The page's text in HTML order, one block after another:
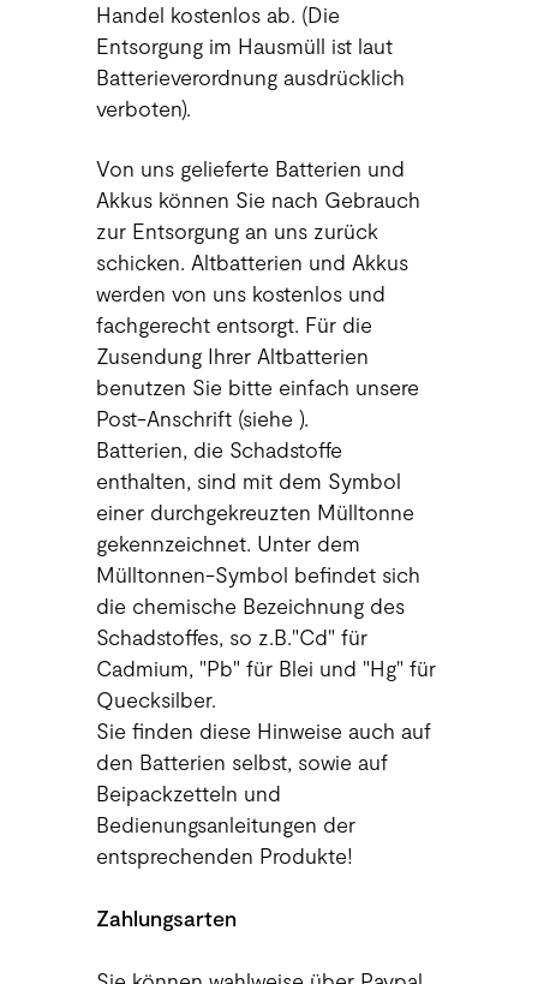
Handel kostenlos ab. (Die
Entsorgung im Hausmüll ist laut
Batterieverordnung ausdrücklich
verboten).
Von uns gelieferte Batterien und
Akkus können Sie nach Gebrauch
zur Entsorgung an uns zurück
schicken. Altbatterien und Akkus
werden von uns kostenlos und
fachgerecht entsorgt. Für die
Zusendung Ihrer Altbatterien
benutzen Sie bitte einfach unsere
Post-Anschrift (siehe ).
Batterien, die Schadstoffe
enthalten, sind mit dem Symbol
einer durchgekreuzten Mülltonne
gekennzeichnet. Unter dem
Mülltonnen-Symbol befindet sich
die chemische Bezeichnung des
Schadstoffes, so z.B."Cd" für
Cadmium, "Pb" für Blei und "Hg" für
Quecksilber.
Sie finden diese Hinweise auch auf
den Batterien selbst, sowie auf
Beipackzetteln und
Bedienungsanleitungen der
entsprechenden Produkte!
Zahlungsarten